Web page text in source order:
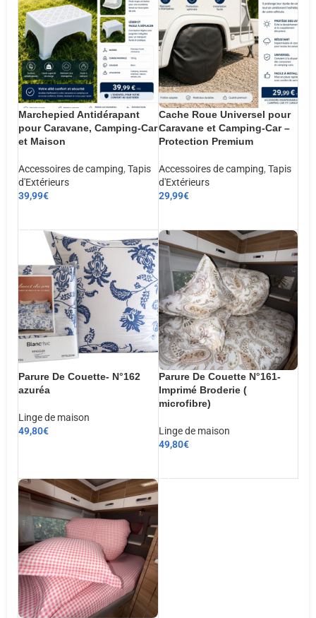
Marchepied Antidérapant
pour Caravane, Camping-Car
et Maison
Accessoires de camping, Tapis
d'Extérieurs
39,99€
Cache Roue Universel pour
Caravane et Camping-Car –
Protection Premium
Accessoires de camping, Tapis
d'Extérieurs
29,99€
Parure De Couette- N°162
azuréa
Linge de maison
49,80€
Parure De Couette N°161-
Imprimé Broderie (
microfibre)
Linge de maison
49,80€